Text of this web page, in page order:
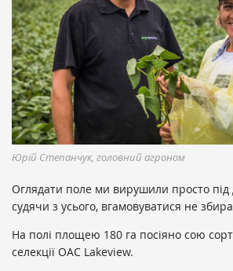
Юрій Степанчук, головний агроном
Оглядати поле ми вирушили просто
судячи з усього, вгамовуватися не
На полі площею 180 га посіяно сою
селекції OAC Lakeview.